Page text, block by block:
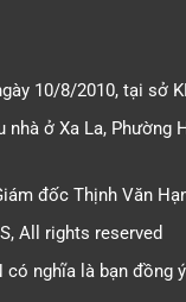
10/8/2010, tại sở
nhà ở Xa La, Phường
đốc Thịnh Văn
All rights reserved
có nghĩa là bạn đồng